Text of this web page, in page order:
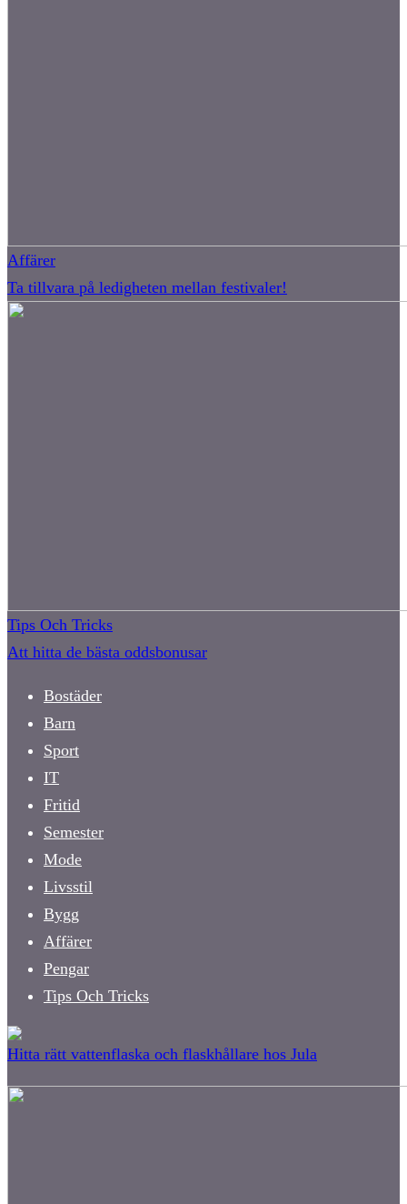
Affärer
Ta tillvara på ledigheten mellan festivaler!
Tips Och Tricks
Att hitta de bästa oddsbonusar
Bostäder
Barn
Sport
IT
Fritid
Semester
Mode
Livsstil
Bygg
Affärer
Pengar
Tips Och Tricks
Hitta rätt vattenflaska och flaskhållare hos Jula